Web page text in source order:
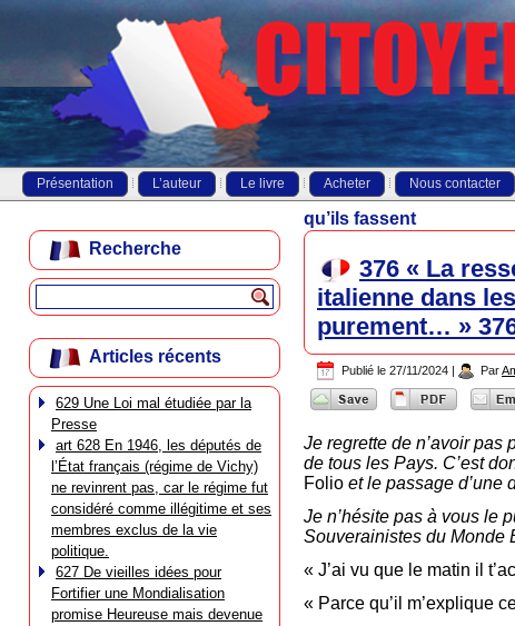
Présentation L’auteur Le livre Acheter Nous contacter
Recherche
Articles récents
629 Une Loi mal étudiée par la
Presse
art 628 En 1946, les députés de
l’État français (régime de Vichy)
ne revinrent pas, car le régime fut
considéré comme illégitime et ses
membres exclus de la vie
politique.
627 De vieilles idées pour
Fortifier une Mondialisation
promise Heureuse mais devenue
qu’ils fassent
376 « La
italienne dans
purement… »
Publié le 27/11/2024 | Par
Je regrette de n’avoir
de tous les Pays. C’est
Folio et le passage d’une
Je n’hésite pas à vous le
Souverainistes du Monde
« J’ai vu que le matin il
« Parce qu’il m’explique